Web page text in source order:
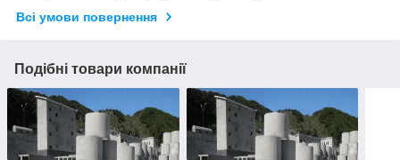
Всі умови повернення
Подібні товари компанії